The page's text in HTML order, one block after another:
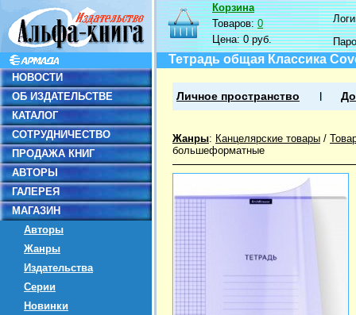
НОВОСТИ
ОБ ИЗДАТЕЛЬСТВЕ
КАТАЛОГ
СОТРУДНИЧЕСТВО
ПРОДАЖА КНИГ
АВТОРЫ
ГАЛЕРЕЯ
МАГАЗИН
Авторы
Жанры
Издательства
Серии
Новинки
Корзина
Товаров:0
Цена:0 руб.
Тетрадь общая Классика
Личное пространство
Жанры: Канцелярские товары /
большеформатные